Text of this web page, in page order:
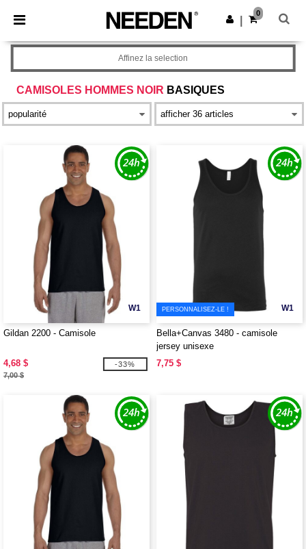
× Appli Needen
Meilleurs prix sur l’app !
Obtenir l'appli
0
CAMISOLES HOMMES NOIR BASIQUES
Affinez la selection
W1
Gildan 2200 - Camisole
4,68 $
7,00 $
-33%
W1
PERSONNALISEZ-LE !
Bella+Canvas 3480 - camisole
jersey unisexe
7,75 $